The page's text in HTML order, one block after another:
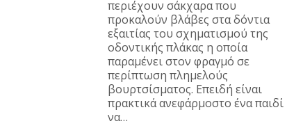
περιέχουν σάκχαρα που
προκαλούν βλάβες στα δόντια
εξαιτίας του σχηματισμού της
οδοντικής πλάκας η οποία
παραμένει στον φραγμό σε
περίπτωση πλημελούς
βουρτσίσματος. Επειδή είναι
πρακτικά ανεφάρμοστο ένα παιδί
να…